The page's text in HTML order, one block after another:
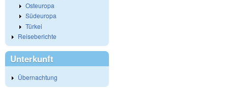
Osteuropa
Südeuropa
Türkei
Reiseberichte
Unterkunft
Übernachtung